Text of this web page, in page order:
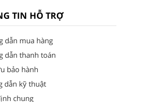
TIN HỖ TRỢ
dẫn mua hàng
dẫn thanh toán
bảo hành
dẫn kỹ thuật
chung